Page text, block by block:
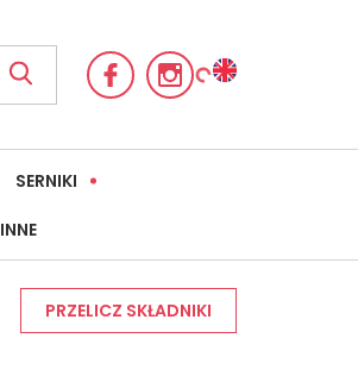
SERNIKI
INNE
PRZELICZ SKŁADNIKI